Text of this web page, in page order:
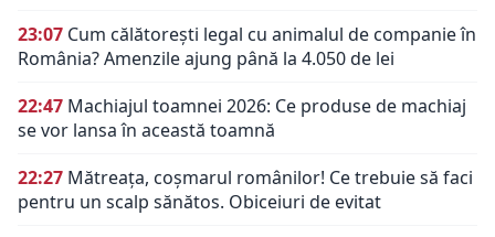
23:07 Cum călătorești legal cu animalul de companie în
România? Amenzile ajung până la 4.050 de lei
22:47 Machiajul toamnei 2026: Ce produse de machiaj
se vor lansa în această toamnă
22:27 Mătreața, coșmarul românilor! Ce trebuie să faci
pentru un scalp sănătos. Obiceiuri de evitat